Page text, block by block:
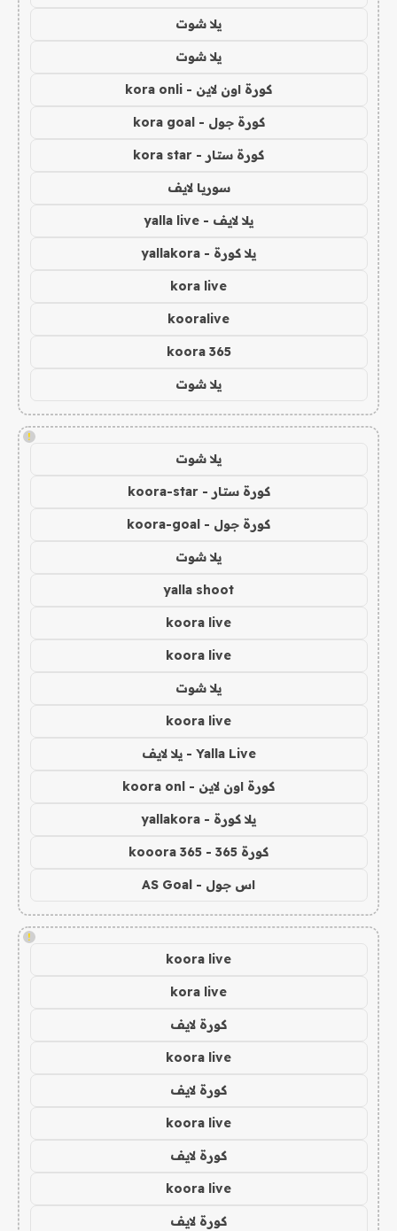
يلا شوت
يلا شوت
كورة اون لاين - kora onli
كورة جول - kora goal
كورة ستار - kora star
سوريا لايف
يلا لايف - yalla live
يلا كورة - yallakora
kora live
kooralive
koora 365
يلا شوت
!
يلا شوت
كورة ستار - koora-star
كورة جول - koora-goal
يلا شوت
yalla shoot
koora live
koora live
يلا شوت
koora live
Yalla Live - يلا لايف
كورة اون لاين - koora onl
يلا كورة - yallakora
كورة 365 - kooora 365
اس جول - AS Goal
!
koora live
kora live
كورة لايف
koora live
كورة لايف
koora live
كورة لايف
koora live
كورة لايف